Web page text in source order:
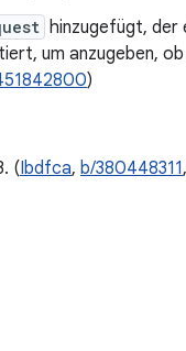
hinzugefügt, der
um anzugeben, ob
)
(Ibdfca, b/380448311,